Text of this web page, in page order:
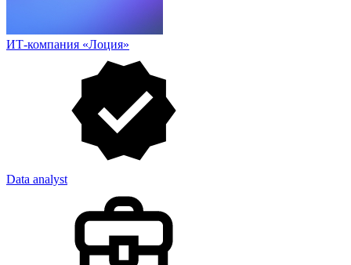
ИТ-компания «Лоция»
Data analyst